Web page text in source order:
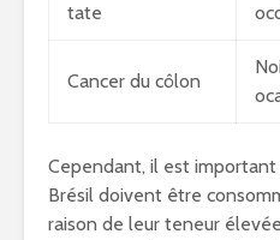
tate
Cancer du côlon
Cependant, il est
Brésil doivent être
raison de leur teneur